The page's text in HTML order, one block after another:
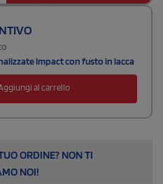
Impact con fusto in lacca
al carrello
ORDINE? NON TI
NOI!